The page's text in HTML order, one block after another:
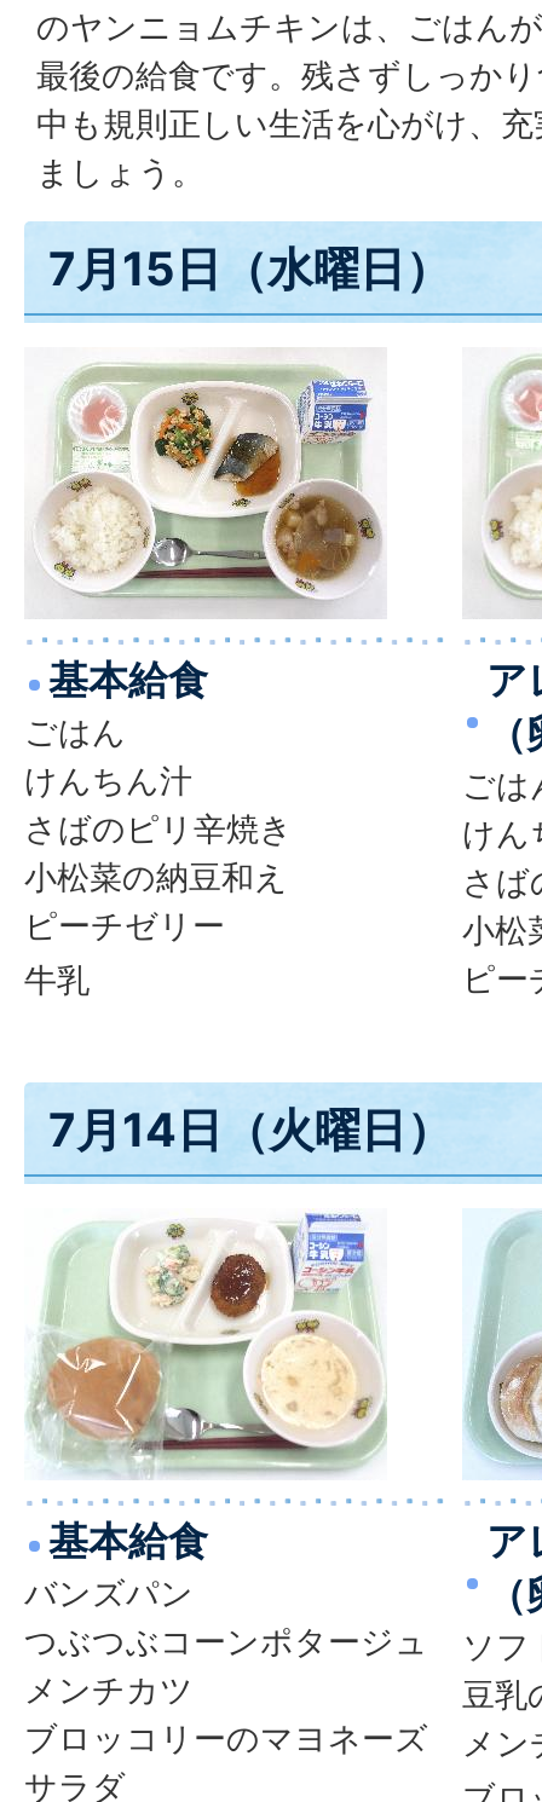
のヤンニョムチキンは、ごはん
最後の給食です。残さずしっか
中も規則正しい生活を心がけ、
ましょう。
7月15日（水曜日）
基本給食
ごはん
けんちん汁
さばのピリ辛焼き
小松菜の納豆和え
ピーチゼリー
牛乳
ア
ごは
けん
さば
小松
ピー
7月14日（火曜日）
基本給食
バンズパン
つぶつぶコーンポタージュ
メンチカツ
ブロッコリーのマヨネーズ
サラダ
ア
ソフ
豆乳
メン